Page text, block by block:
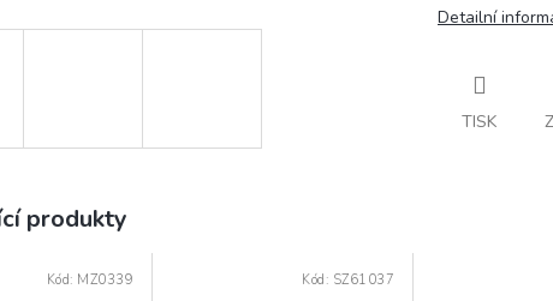
Detailní
TISK
produkty
Kód: MZ0339 Kód: SZ61037